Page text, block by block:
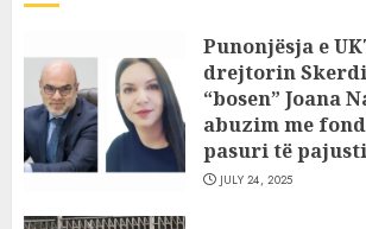
Punonjësja e
drejtorin
“bosen” Joana
abuzim me
pasuri të
JULY 24, 2025